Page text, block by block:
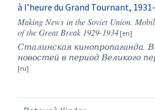
à l’heure du Grand Tournant,
Making News in the Soviet Union.
of the Great Break 1929-1934
Сталинская кинопропаганда.
новостей в период Великого